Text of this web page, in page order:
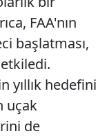
FAA'nın
başlatması,
yıllık hedefini
uçak
de